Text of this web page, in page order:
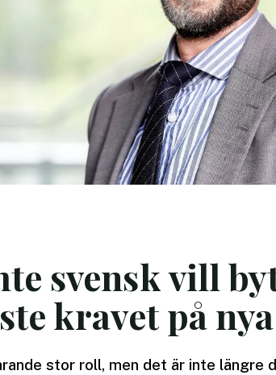
svensk vill
kravet på
stor roll, men det är inte längre